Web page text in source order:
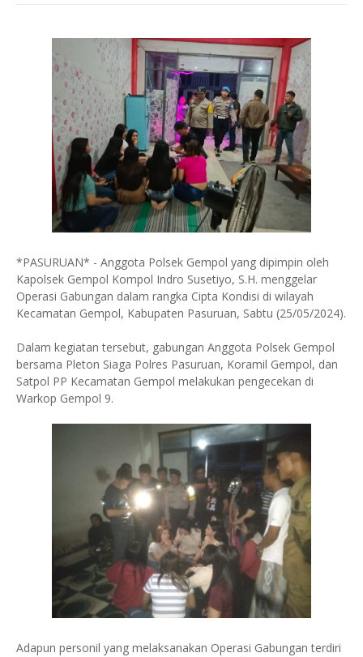
*PASURUAN* - Anggota Polsek Gempol yang dipimpin oleh
Kapolsek Gempol Kompol Indro Susetiyo, S.H. menggelar
Operasi Gabungan dalam rangka Cipta Kondisi di wilayah
Kecamatan Gempol, Kabupaten Pasuruan, Sabtu (25/05/2024).
Dalam kegiatan tersebut, gabungan Anggota Polsek Gempol
bersama Pleton Siaga Polres Pasuruan, Koramil Gempol, dan
Satpol PP Kecamatan Gempol melakukan pengecekan di
Warkop Gempol 9.
Adapun personil yang melaksanakan Operasi Gabungan terdiri